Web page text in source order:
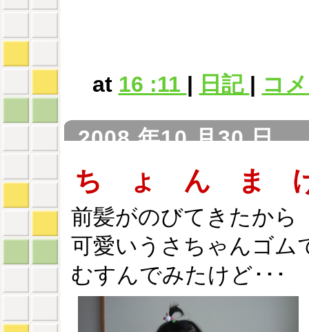
at 16 :11 | 日記 | コ
2008 年10 月30 日
ち ょ ん ま
前髪がのびてきたから
可愛いうさちゃんゴム
むすんでみたけど･･･